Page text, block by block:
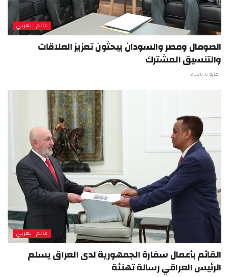
عالم العربي
الصومال ومصر والسودان يبحثون تعزيز العلاقات
والتنسيق المشترك
مايو 6, 2026
عالم العربي
القائم بأعمال سفارة الجمهورية لدى العراق يسلم
الرئيس العراقي رسالة تهنئة